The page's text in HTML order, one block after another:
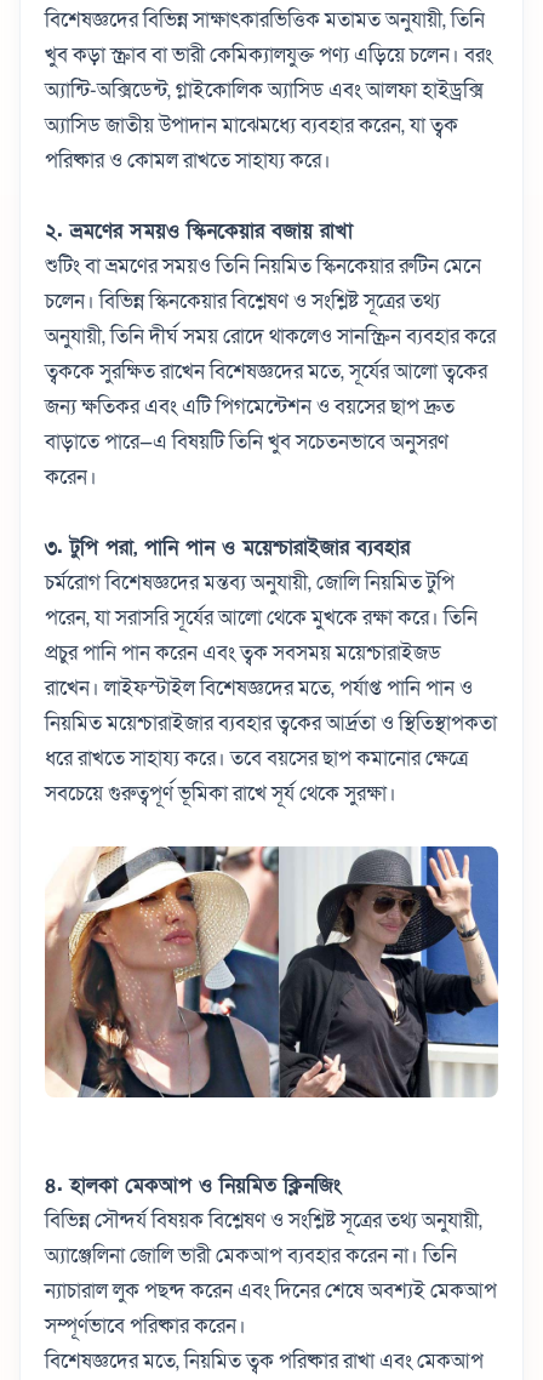
বিশেষজ্ঞদের বিভিন্ন সাক্ষাৎকারভিত্তিক মতামত অনুযায়ী, তিনি
খুব কড়া স্ক্রাব বা ভারী কেমিক্যালযুক্ত পণ্য এড়িয়ে চলেন।বরং
অ্যান্টি-অক্সিডেন্ট, গ্লাইকোলিক অ্যাসিড এবং আলফা হাইড্রক্সি
অ্যাসিড জাতীয় উপাদান মাঝেমধ্যে ব্যবহার করেন, যা ত্বক
পরিষ্কার ও কোমল রাখতে সাহায্য করে।
২. ভ্রমণের সময়ও স্কিনকেয়ার বজায় রাখা
শুটিং বা ভ্রমণের সময়ও তিনি নিয়মিত স্কিনকেয়ার রুটিন মেনে
চলেন। বিভিন্ন স্কিনকেয়ার বিশ্লেষণ ও সংশ্লিষ্ট সূত্রের তথ্য
অনুযায়ী, তিনি দীর্ঘ সময় রোদে থাকলেও সানস্ক্রিন ব্যবহার করে
ত্বককে সুরক্ষিত রাখেনবিশেষজ্ঞদের মতে, সূর্যের আলো ত্বকের
জন্য ক্ষতিকর এবং এটি পিগমেন্টেশন ও বয়সের ছাপ দ্রুত
বাড়াতে পারে—এ বিষয়টি তিনি খুব সচেতনভাবে অনুসরণ
করেন।
৩. টুপি পরা, পানি পান ও ময়েশ্চারাইজার ব্যবহার
চর্মরোগ বিশেষজ্ঞদের মন্তব্য অনুযায়ী, জোলি নিয়মিত টুপি
পরেন, যা সরাসরি সূর্যের আলো থেকে মুখকে রক্ষা করে। তিনি
প্রচুর পানি পান করেন এবং ত্বক সবসময় ময়েশ্চারাইজড
রাখেন।লাইফস্টাইল বিশেষজ্ঞদের মতে, পর্যাপ্ত পানি পান ও
নিয়মিত ময়েশ্চারাইজার ব্যবহার ত্বকের আর্দ্রতা ও স্থিতিস্থাপকতা
ধরে রাখতে সাহায্য করে। তবে বয়সের ছাপ কমানোর ক্ষেত্রে
সবচেয়ে গুরুত্বপূর্ণ ভূমিকা রাখে সূর্য থেকে সুরক্ষা।
৪. হালকা মেকআপ ও নিয়মিত ক্লিনজিং
বিভিন্ন সৌন্দর্য বিষয়ক বিশ্লেষণ ও সংশ্লিষ্ট সূত্রের তথ্য অনুযায়ী,
অ্যাঞ্জেলিনা জোলি ভারী মেকআপ ব্যবহার করেন না।তিনি
ন্যাচারাল লুক পছন্দ করেন এবং দিনের শেষে অবশ্যই মেকআপ
সম্পূর্ণভাবে পরিষ্কার করেন।
বিশেষজ্ঞদের মতে, নিয়মিত ত্বক পরিষ্কার রাখা এবং মেকআপ